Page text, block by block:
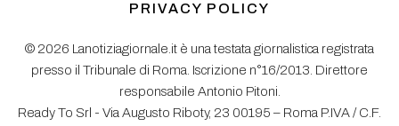
PRIVACY POLICY
© 2026 Lanotiziagiornale.it è una testata giornalistica registrata
presso il Tribunale di Roma. Iscrizione n°16/2013. Direttore
responsabile Antonio Pitoni.
Ready To Srl - Via Augusto Riboty, 23 00195 – Roma P.IVA / C.F.